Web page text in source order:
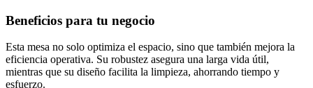
Beneficios para tu negocio
Esta mesa no solo optimiza el espacio, sino que también mejora la
eficiencia operativa. Su robustez asegura una larga vida útil,
mientras que su diseño facilita la limpieza, ahorrando tiempo y
esfuerzo.